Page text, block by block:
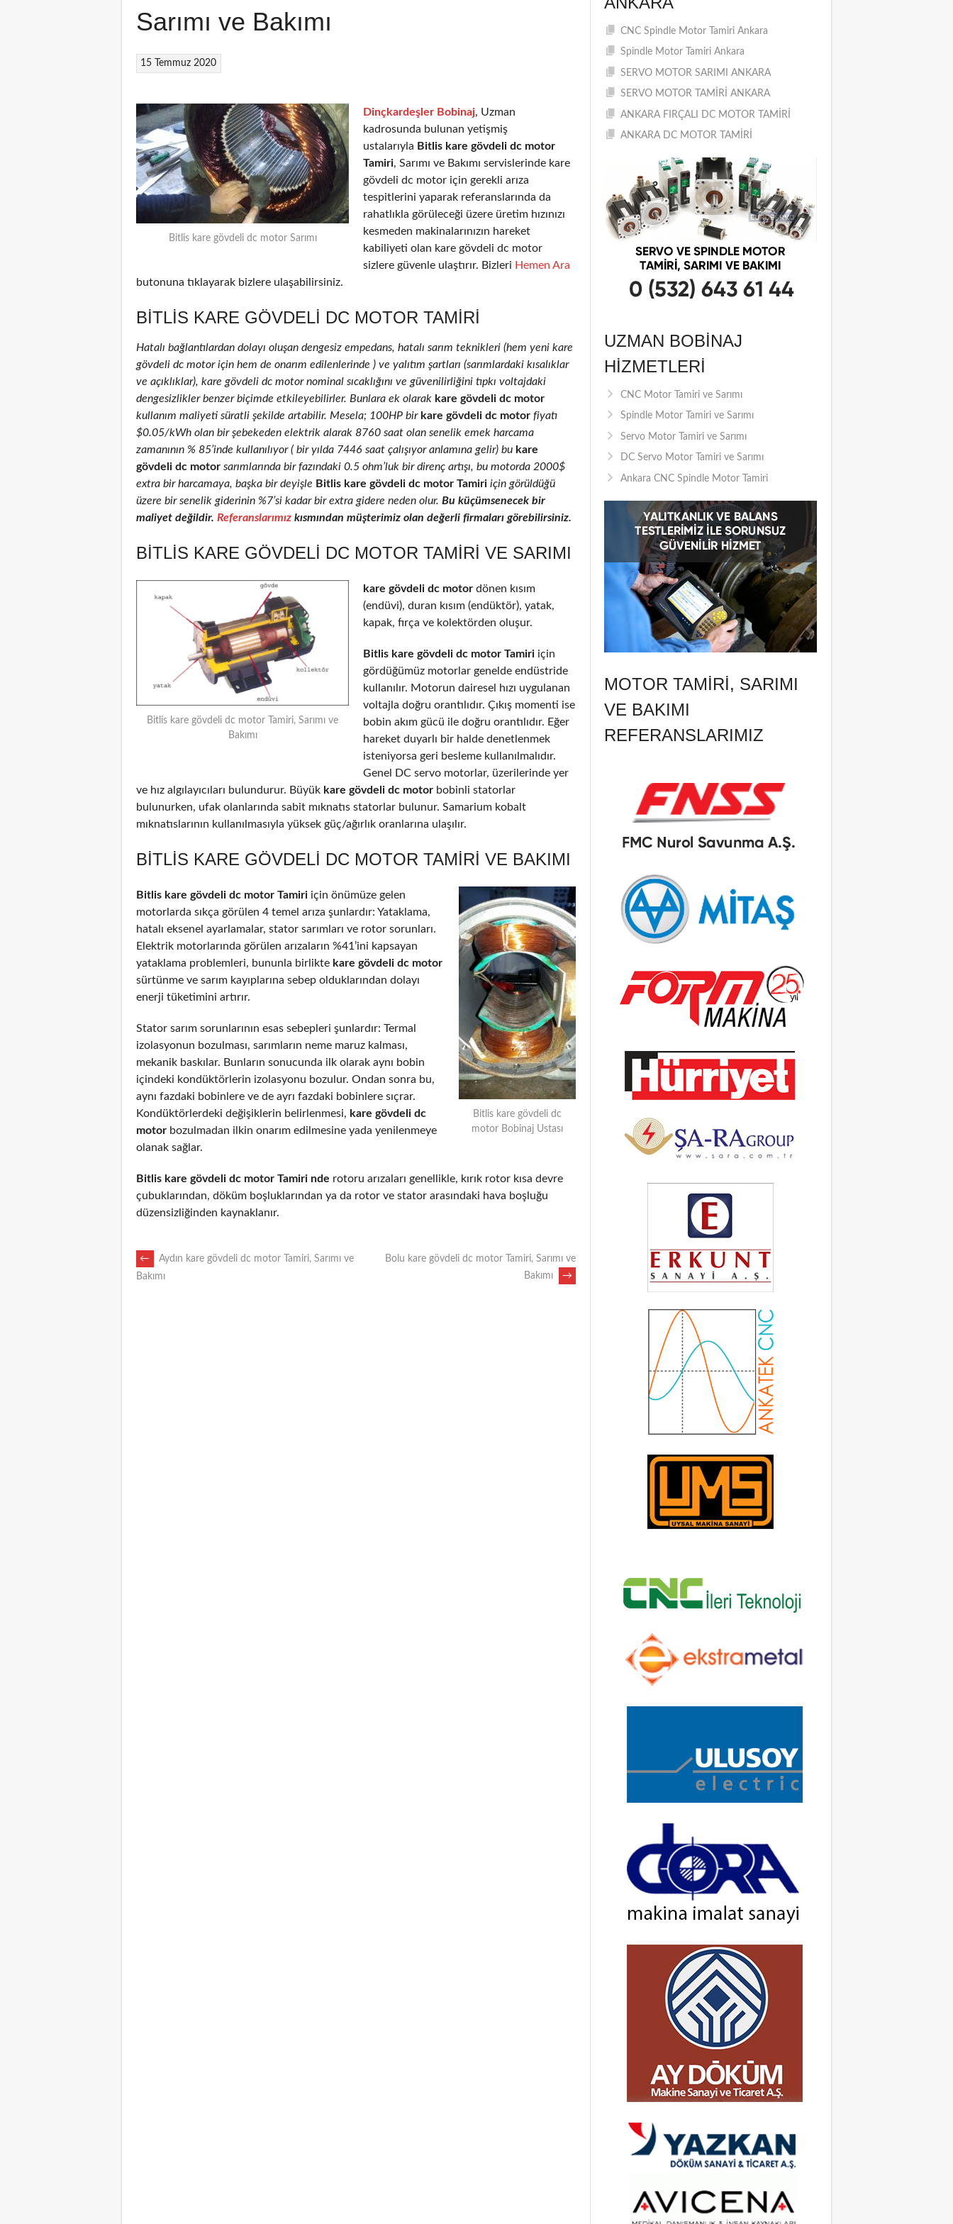
Sarımı ve Bakımı
15 Temmuz 2020
Bitlis kare gövdeli dc motor Sarımı
Dinçkardeşler Bobinaj, Uzman
kadrosunda bulunan yetişmiş
ustalarıyla Bitlis kare gövdeli dc motor
Tamiri, Sarımı ve Bakımı servislerinde kare
gövdeli dc motor için gerekli arıza
tespitlerini yaparak referanslarında da
rahatlıkla görüleceği üzere üretim hızınızı
kesmeden makinalarınızın hareket
kabiliyeti olan kare gövdeli dc motor
sizlere güvenle ulaştırır. Bizleri Hemen Ara
butonuna tıklayarak bizlere ulaşabilirsiniz.
BITLIS KARE GÖVDELI DC MOTOR TAMIRI
Hatalı bağlantılardan dolayı oluşan dengesiz empedans, hatalı sarım teknikleri (hem yeni kare
gövdeli dc motor için hem de onarım edilenlerinde ) ve yalıtım şartları (sarımlardaki kısalıklar
ve açıklıklar), kare gövdeli dc motor nominal sıcaklığını ve güvenilirliğini tıpkı voltajdaki
dengesizlikler benzer biçimde etkileyebilirler. Bunlara ek olarak kare gövdeli dc motor
kullanım maliyeti süratli şekilde artabilir. Mesela; 100HP birkare gövdeli dc motor fiyatı
$0.05/kWh olan bir şebekeden elektrik alarak 8760 saat olan senelik emek harcama
zamanının % 85’inde kullanılıyor ( bir yılda 7446 saat çalışıyor anlamına gelir) bu kare
gövdeli dc motor sarımlarında bir fazındaki 0.5 ohm’luk bir direnç artışı, bu motorda 2000$
extra bir harcamaya, başka bir deyişle Bitlis kare gövdeli dc motor Tamiri için görüldüğü
üzere bir senelik giderinin %7’si kadar bir extra gidere neden olur. Bu küçümsenecek bir
maliyet değildir. Referanslarımız kısmından müşterimiz olan değerli firmaları görebilirsiniz.
BITLIS KARE GÖVDELI DC MOTOR TAMIRI VE SARIMI
Bitlis kare gövdeli dc motor Tamiri, Sarımı ve
Bakımı
kare gövdeli dc motor dönen kısım
(endüvi), duran kısım (endüktör), yatak,
kapak, fırça ve kolektörden oluşur.
Bitlis kare gövdeli dc motor Tamiri için
gördüğümüz motorlar genelde endüstride
kullanılır. Motorun dairesel hızı uygulanan
voltajla doğru orantılıdır. Çıkış momenti ise
bobin akım gücü ile doğru orantılıdır. Eğer
hareket duyarlı bir halde denetlenmek
isteniyorsa geri besleme kullanılmalıdır.
Genel DC servo motorlar, üzerilerinde yer
ve hız algılayıcıları bulundurur. Büyük kare gövdeli dc motor bobinli statorlar
bulunurken, ufak olanlarında sabit mıknatıs statorlar bulunur. Samarium kobalt
mıknatıslarının kullanılmasıyla yüksek güç/ağırlık oranlarına ulaşılır.
BITLIS KARE GÖVDELI DC MOTOR TAMIRI VE BAKIMI
Bitlis kare gövdeli dc
motor Bobinaj Ustası
Bitlis kare gövdeli dc motor Tamiri için önümüze gelen
motorlarda sıkça görülen 4 temel arıza şunlardır: Yataklama,
hatalı eksenel ayarlamalar, stator sarımları ve rotor sorunları.
Elektrik motorlarında görülen arızaların %41’ini kapsayan
yataklama problemleri, bununla birlikte kare gövdeli dc motor
sürtünme ve sarım kayıplarına sebep olduklarından dolayı
enerji tüketimini artırır.
Stator sarım sorunlarının esas sebepleri şunlardır: Termal
izolasyonun bozulması, sarımların neme maruz kalması,
mekanik baskılar. Bunların sonucunda ilk olarak aynı bobin
içindeki kondüktörlerin izolasyonu bozulur. Ondan sonra bu,
aynı fazdaki bobinlere ve de ayrı fazdaki bobinlere sıçrar.
Kondüktörlerdeki değişiklerin belirlenmesi, kare gövdeli dc
motor bozulmadan ilkin onarım edilmesine yada yenilenmeye
olanak sağlar.
Bitlis kare gövdeli dc motor Tamiri nde rotoru arızaları genellikle, kırık rotor kısa devre
çubuklarından, döküm boşluklarından ya da rotor ve stator arasındaki hava boşluğu
düzensizliğinden kaynaklanır.
POST
←
Aydın kare gövdeli dc motor Tamiri, Sarımı ve
Bakımı
Bolu kare gövdeli dc motor Tamiri, Sarımı ve
Bakımı
→
CNC Spindle Motor Tamiri Ankara
Spindle Motor Tamiri Ankara
SERVO MOTOR SARIMI ANKARA
SERVO MOTOR TAMİRİ ANKARA
ANKARA FIRÇALI DC MOTOR TAMİRİ
ANKARA DC MOTOR TAMİRİ
UZMAN BOBINAJ
HIZMETLERI
CNC Motor Tamiri ve Sarımı
Spindle Motor Tamiri ve Sarımı
Servo Motor Tamiri ve Sarımı
DC Servo Motor Tamiri ve Sarımı
Ankara CNC Spindle Motor Tamiri
MOTOR TAMIRI, SARIMI
VE BAKIMI
REFERANSLARIMIZ